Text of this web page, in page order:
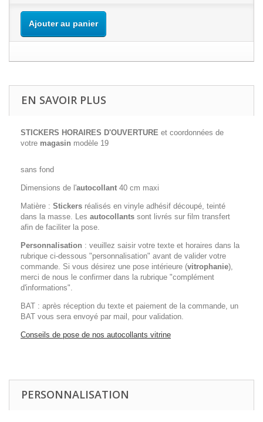
Ajouter au panier
EN SAVOIR PLUS
STICKERS HORAIRES D'OUVERTURE et coordonnées de
votre magasin modèle 19
sans fond
Dimensions de l'autocollant 40 cm maxi
Matière : Stickers réalisés en vinyle adhésif découpé, teinté
dans la masse. Les autocollants sont livrés sur film transfert
afin de faciliter la pose.
Personnalisation : veuillez saisir votre texte et horaires dans la
rubrique ci-dessous "personnalisation" avant de valider votre
commande. Si vous désirez une pose intérieure (vitrophanie),
merci de nous le confirmer dans la rubrique "complément
d'informations".
BAT : après réception du texte et paiement de la commande, un
BAT vous sera envoyé par mail, pour validation.
Conseils de pose de nos autocollants vitrine
PERSONNALISATION